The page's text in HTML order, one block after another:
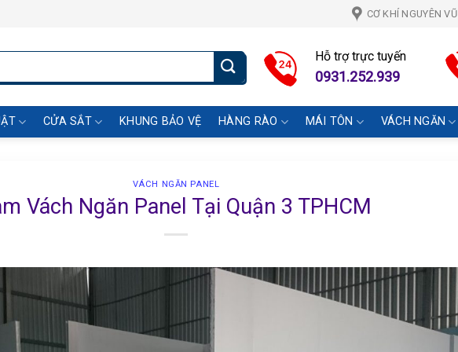
CƠ KHÍ NGUYÊN VŨ
Hỗ trợ trực tuyến
0931.252.939
CỬA SẮT KHUNG BẢO VỆ HÀNG RÀO MÁI TÔN VÁCH NGĂN
VÁCH NGĂN PANEL
Vách Ngăn Panel Tại Quận 3 TPHCM